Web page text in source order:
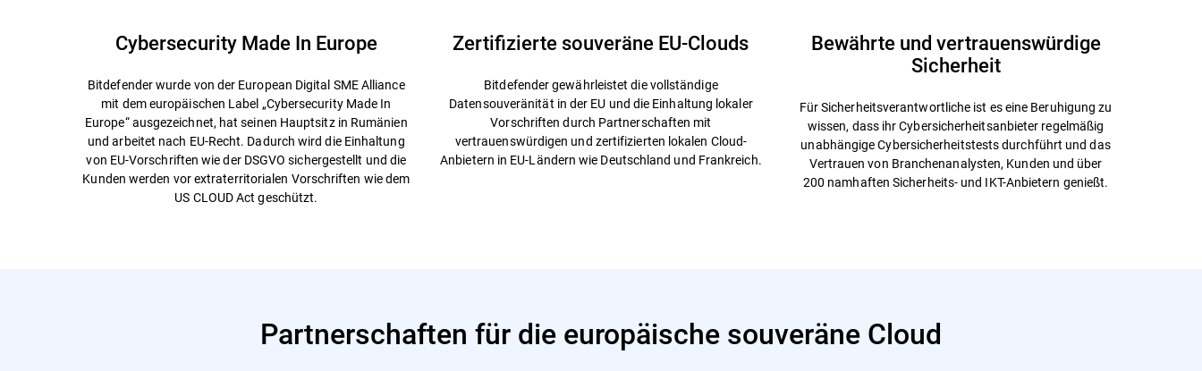
Cybersecurity Made In Europe
Bitdefender wurde von der European Digital SME Alliance
mit dem europäischen Label „Cybersecurity Made In
Europe“ ausgezeichnet, hat seinen Hauptsitz in Rumänien
und arbeitet nach EU-Recht. Dadurch wird die Einhaltung
von EU-Vorschriften wie der DSGVO sichergestellt und die
Kunden werden vor extraterritorialen Vorschriften wie dem
US CLOUD Act geschützt.
Zertifizierte souveräne EU-Clouds
Bitdefender gewährleistet die vollständige
Datensouveränität in der EU und die Einhaltung lokaler
Vorschriften durch Partnerschaften mit
vertrauenswürdigen und zertifizierten lokalen Cloud-
Anbietern in EU-Ländern wie Deutschland und Frankreich.
Bewährte und vertrauenswürdige
Sicherheit
Für Sicherheitsverantwortliche ist es eine Beruhigung zu
wissen, dass ihr Cybersicherheitsanbieter regelmäßig
unabhängige Cybersicherheitstests durchführt und das
Vertrauen von Branchenanalysten, Kunden und über
200 namhaften Sicherheits- und IKT-Anbietern genießt.
Partnerschaften für die europäische souveräne Cloud